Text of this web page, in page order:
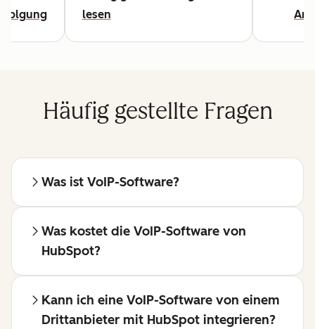
lesen
Häufig gestellte Fragen
Was ist VoIP-Software?
Was kostet die VoIP-Software von
HubSpot?
Kann ich eine VoIP-Software von einem
Drittanbieter mit HubSpot integrieren?